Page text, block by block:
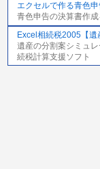
エクセルで作る青色
青色申告の決算書作
Excel相続税2005【遺
遺産の分割案シミュ
続税計算支援ソフト